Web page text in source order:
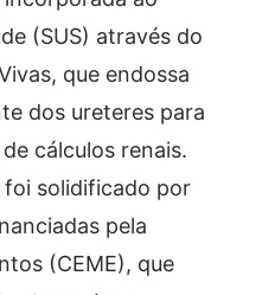
(SUS) através do
que endossa
dos ureteres para
cálculos renais.
solidificado por
pela
(CEME), que